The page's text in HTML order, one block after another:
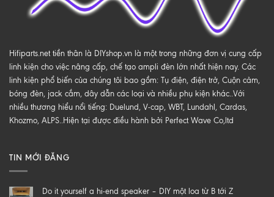
Hifiparts.net tiền thân là DIYshop.vn là một trong những đơn vị cung cấp
linh kiện cho việc nâng cấp, chế tạo ampli đèn lớn nhất hiện nay. Các
linh kiện phổ biến của chúng tôi bao gồm: Tụ điện, điện trở, Cuộn cảm,
bóng đèn, jack cắm, dây dẫn các loại và nhiều phụ kiện khác..Với
nhiều thương hiểu nổi tiếng: Duelund, V-cap, WBT, Lundahl, Cardas,
Khozmo, ALPS..Hiện tại được điều hành bởi Perfect Wave Co,ltd
TIN MỚI ĐĂNG
Do it yourself a hi-end speaker – DIY một loa từ B tới Z